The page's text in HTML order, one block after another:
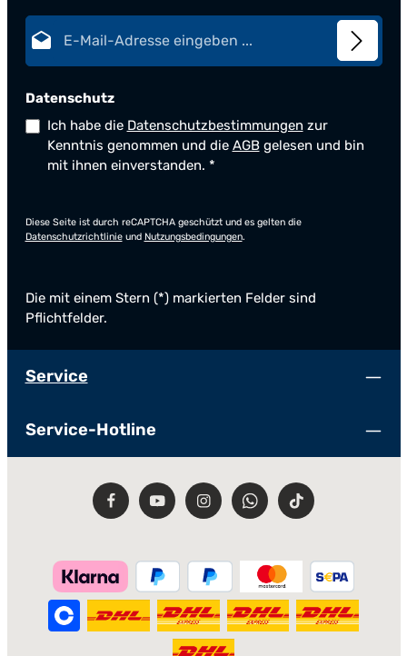
Datenschutz
Ich habe die Datenschutzbestimmungen zur
Kenntnis genommen und die AGBgelesen und bin
mit ihnen einverstanden. *
Diese Seite ist durch reCAPTCHA geschützt und es gelten die
Datenschutzrichtlinieund Nutzungsbedingungen.
Die mit einem Stern (*) markierten Felder sind
Pflichtfelder.
Service
Service-Hotline